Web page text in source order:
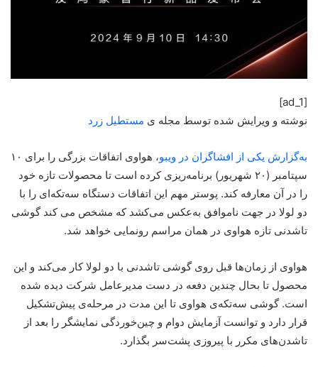
[ad_1]
نوشته و ویرایش شده توسط مجله ی مستطیل زرد
به‌گزارش یکی از افشاگران در ویبو
، هواوی اتفاقات بزرگی را برای ۱۰
سپتامبر (۲۰ شهریور) برنامه‌ریزی کرده است تا محصولات تازه خود
را در آن معارفه کند. پوستر مهم این اتفاقات دستگاه سه‌تکه‌ای را با
دو لولا در جهت ناموافق به‌عکس می‌کشد که مشخص می کند گوشی
تاشدنی تازه هواوی در همان مراسم رونمایی خواهد شد.
هواوی از زمان‌ها قبل روی گوشی تاشدنی با دو لولا کار می‌کند و این
محصول تا بحال چندین دفعه در دست مدیرعامل شرکت دیده شده
است. گوشی سه‌تکه‌ی هواوی تا این مدت در مرحله‌ی پیش‌تشکیل
قرار دارد و توانست آزمایش دوام و چین‌خوردگی نمایشگر را بعد از
تاشدن‌های مکرر با پیروزی پشت‌سر بگذارد.